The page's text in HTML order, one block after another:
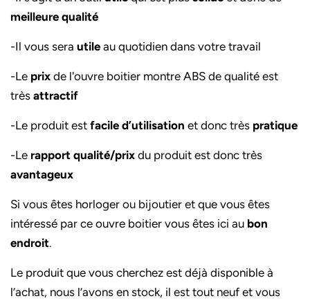
meilleure qualité
-Il vous sera utile au quotidien dans votre travail
-Le prix de l'ouvre boitier montre ABS de qualité est
très attractif
-Le produit est facile d’utilisation et donc très pratique
-Le rapport qualité/prix du produit est donc très
avantageux
Si vous êtes horloger ou bijoutier et que vous êtes
intéressé par ce ouvre boitier vous êtes ici au bon
endroit.
Le produit que vous cherchez est déjà disponible à
l’achat, nous l’avons en stock, il est tout neuf et vous